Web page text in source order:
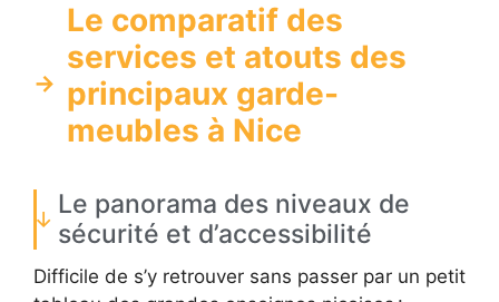
Le comparatif des
services et atouts des
principaux garde-
meubles à Nice
Le panorama des niveaux de
sécurité et d’accessibilité
Difficile de s’y retrouver sans passer par un petit